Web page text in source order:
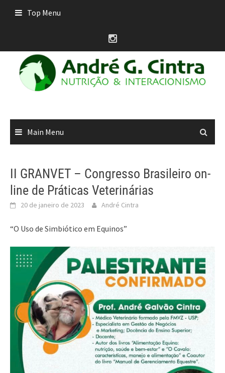
Top Menu
Main Menu
II GRANVET – Congresso Brasileiro on-
line de Práticas Veterinárias
20 de janeiro de 2023 André Cintra
“O Uso de Simbiótico em Equinos”